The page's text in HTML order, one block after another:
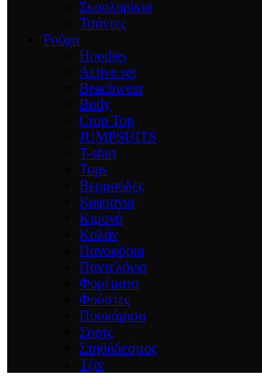
Σκουλαρίκια
Τσάντες
Ρούχα
Hoodies
Active set
Beachwear
Body
Crop Top
JUMPSUITS
T-shirt
Tops
Βερμούδες
Καφτάνια
Κιμονό
Κολάν
Πανοφόρια
Παντελόνια
Φορέματα
Φούστες
Πουκάμισα
Σορτς
Στηθόδεσμος
Τζιν